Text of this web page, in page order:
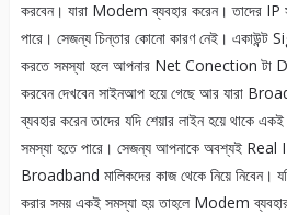
করবেন। যারা Modem ব্যবহার করেন। তাদের IP
পারে। সেজন্য চিন্তার কোনো কারণ নেই। একাউন্ট
করতে সমস্যা হলে আপনার Net Conection টা
করবেন দেখবেন সাইনআপ হয়ে গেছে আর যারা
ব্যবহার করেন তাদের যদি শেয়ার লাইন হয়ে থাকে
সমস্যা হতে পারে। সেজন্য আপনাকে অবশ্যই Real
Broadband মালিকদের কাজ থেকে নিয়ে নিবেন।
করার সময় একই সমস্যা হয় তাহলে Modem